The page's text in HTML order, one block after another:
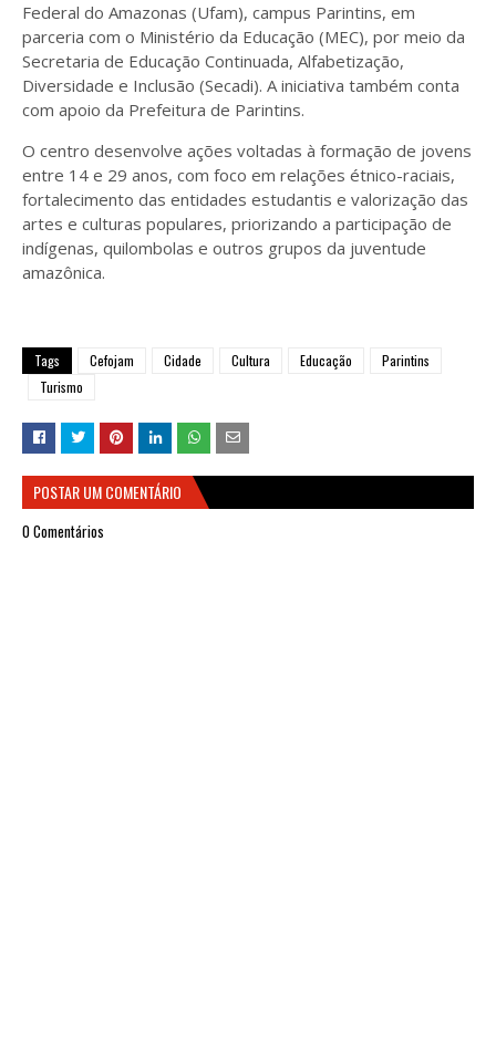
Federal do Amazonas (Ufam), campus Parintins, em
parceria com o Ministério da Educação (MEC), por meio da
Secretaria de Educação Continuada, Alfabetização,
Diversidade e Inclusão (Secadi). A iniciativa também conta
com apoio da Prefeitura de Parintins.
O centro desenvolve ações voltadas à formação de jovens
entre 14 e 29 anos, com foco em relações étnico-raciais,
fortalecimento das entidades estudantis e valorização das
artes e culturas populares, priorizando a participação de
indígenas, quilombolas e outros grupos da juventude
amazônica.
Tags Cefojam Cidade Cultura Educação
Parintins
Turismo
POSTAR UM COMENTÁRIO
0 Comentários